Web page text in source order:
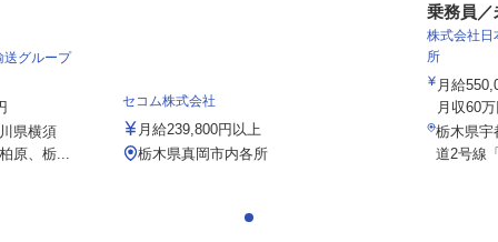
送グループ
県横須
原、栃...
セコム株式会社
月給239,800円以上
栃木県真岡市内各所
乗務員／
株式会社日
所
月給
月収60
栃木県宇
道2号線